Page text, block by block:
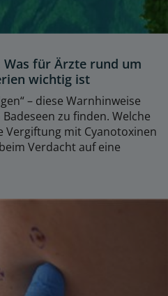
Was für Ärzte rund um
wichtig ist
– diese Warnhinweise
zu finden. Welche
Vergiftung mit Cyanotoxinen
Verdacht auf eine